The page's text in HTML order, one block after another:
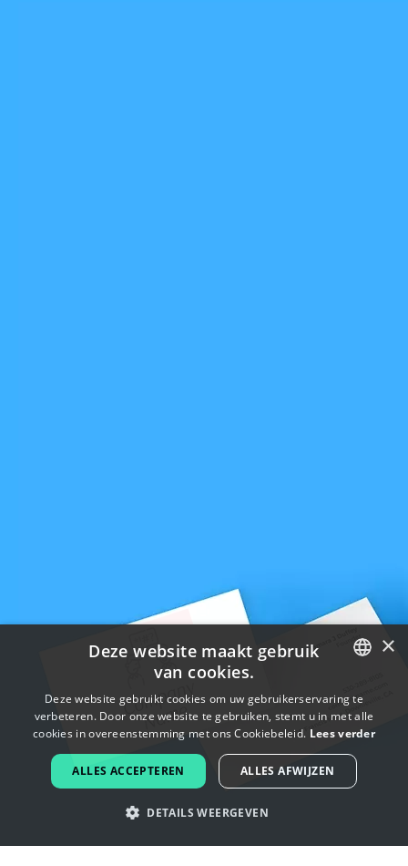
ENGLISH
FRENCH
DUTCH
×
Deze website maakt gebruik
van cookies.
Deze website gebruikt cookies om uw gebruikerservaring te
verbeteren. Door onze website te gebruiken, stemt u in met alle
cookies in overeenstemming met ons Cookiebeleid. Lees verder
ALLES ACCEPTEREN ALLES AFWIJZEN
DETAILS WEERGEVEN